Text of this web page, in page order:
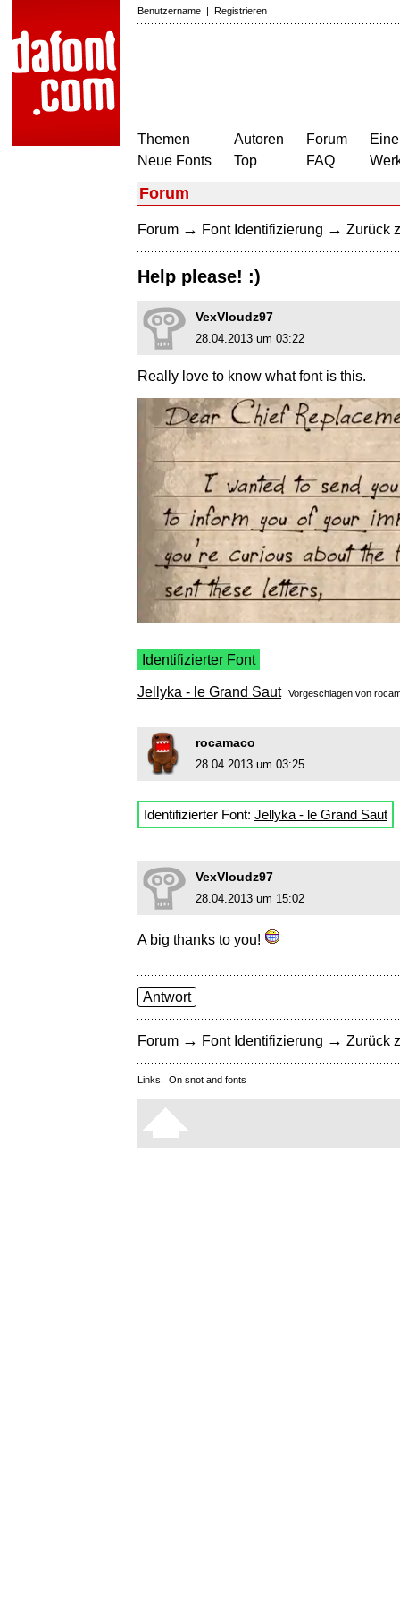
Benutzername | Registrieren
Themen
Neue Fonts
Autoren
Top
Forum
FAQ
Forum
Forum → Font Identifizierung → Zurück
Help please! :)
VexVloudz97
28.04.2013 um 03:22
Really love to know what font is this.
Identifizierter Font
Jellyka - le Grand Saut Vorgeschlagen von
rocamaco
28.04.2013 um 03:25
Identifizierter Font: Jellyka - le Grand Saut
VexVloudz97
28.04.2013 um 15:02
A big thanks to you!
Antwort
Forum → Font Identifizierung → Zurück
Links: On snot and fonts